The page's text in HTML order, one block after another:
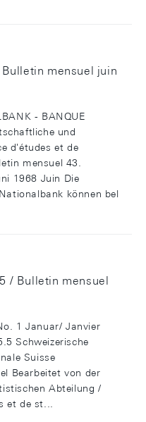
mensuel juin
- BANQUE
und
d'études et de
mensuel 43.
1968 Juin Die
können bel
/ Bulletin mensuel
1 Januar/ Janvier
Schweizerische
Suisse
Bearbeitet von der
Abteilung /
et de st...